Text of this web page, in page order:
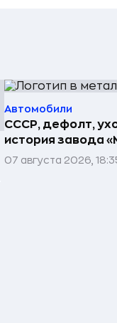
Автомобили
СССР, дефолт,
история завода
07 августа 2026,